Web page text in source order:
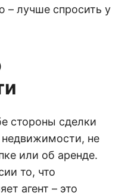
– лучше спросить у
стороны сделки
недвижимости, не
или об аренде.
то, что
агент – это